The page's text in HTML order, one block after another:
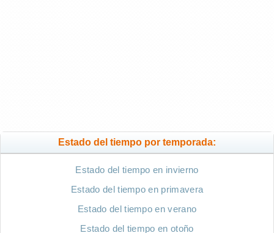
Estado del tiempo por temporada:
Estado del tiempo en invierno
Estado del tiempo en primavera
Estado del tiempo en verano
Estado del tiempo en otoño